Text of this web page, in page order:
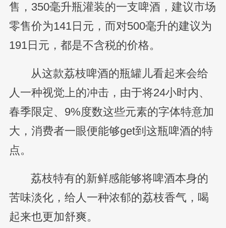
售，350毫升瓶灌装的一支啤酒，建议市场
零售价为141日元，而对500毫升的建议为
191日元，都是不含税的价格。
从这款荔枝啤酒的瓶罐儿看起来会给
人一种视觉上的冲击，由于将24小时内、
春季限定、9%度数这些元素的字体特意加
大，消费者一眼便能够get到这瓶啤酒的特
点。
荔枝特有的新鲜感能够将啤酒本身的
苦味淡化，给人一种浓郁的荔枝香气，喝
起来也更加舒爽。